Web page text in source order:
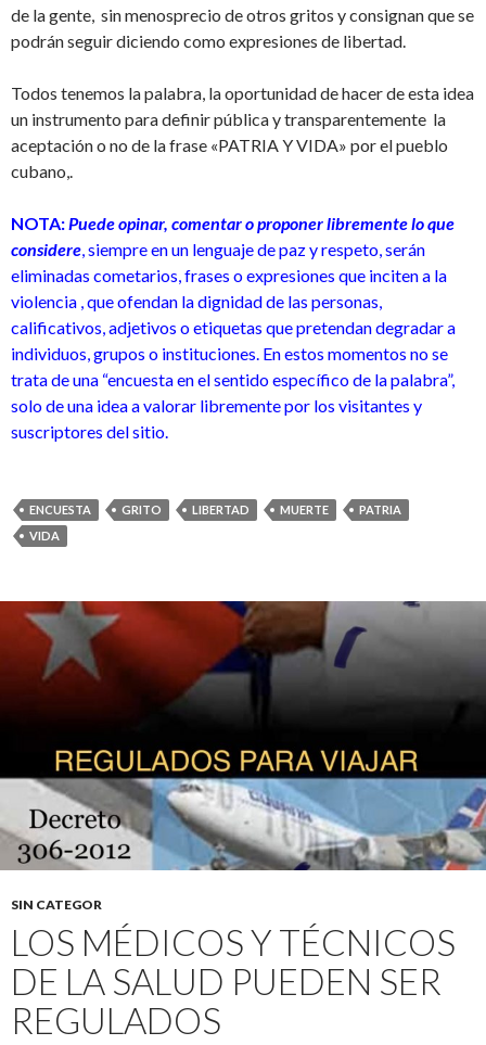
de la gente, sin menosprecio de otros gritos y consignan que se
podrán seguir diciendo como expresiones de libertad.
Todos tenemos la palabra, la oportunidad de hacer de esta idea
un instrumento para definir pública y transparentemente la
aceptación o no de la frase «PATRIA Y VIDA» por el pueblo
cubano,.
NOTA:Puede opinar, comentar o proponer libremente lo que
considere, siempre en un lenguaje de paz y respeto, serán
eliminadas cometarios, frases o expresiones que inciten a la
violencia , que ofendan la dignidad de las personas,
calificativos, adjetivos o etiquetas que pretendan degradar a
individuos, grupos o instituciones. En estos momentos no se
trata de una “encuesta en el sentido específico de la palabra”,
solo de una idea a valorar libremente por los visitantes y
suscriptores del sitio.
ENCUESTA GRITO LIBERTAD MUERTE
PATRIA
VIDA
SIN CATEGOR
LOS MÉDICOS Y TÉCNICOS
DE LA SALUD PUEDEN SER
REGULADOS